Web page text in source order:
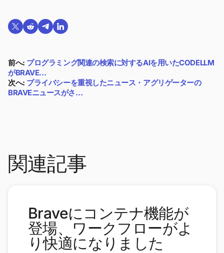
Twitterで共有する
Reddit で共有
Telegramで共有
LinkedInで共有
前へ: プログラミング関連の検索に対するAIを用いたCODELLM
がBRAVE…
次へ: プライバシーを重視したニュース・アグリゲーターの
BRAVEニュースがさ…
関連記事
Braveにコンテナ機能が
登場、ワークフローがよ
り快適になりました